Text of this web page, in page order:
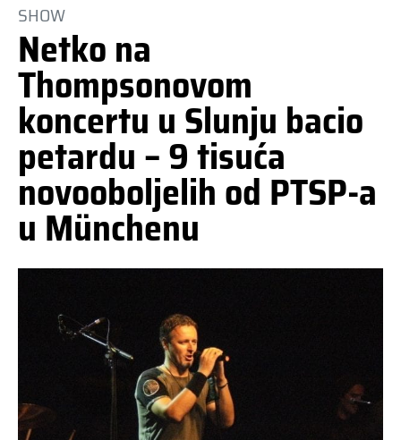
SHOW
Netko na
Thompsonovom
koncertu u Slunju bacio
petardu – 9 tisuća
novooboljelih od PTSP-a
u Münchenu